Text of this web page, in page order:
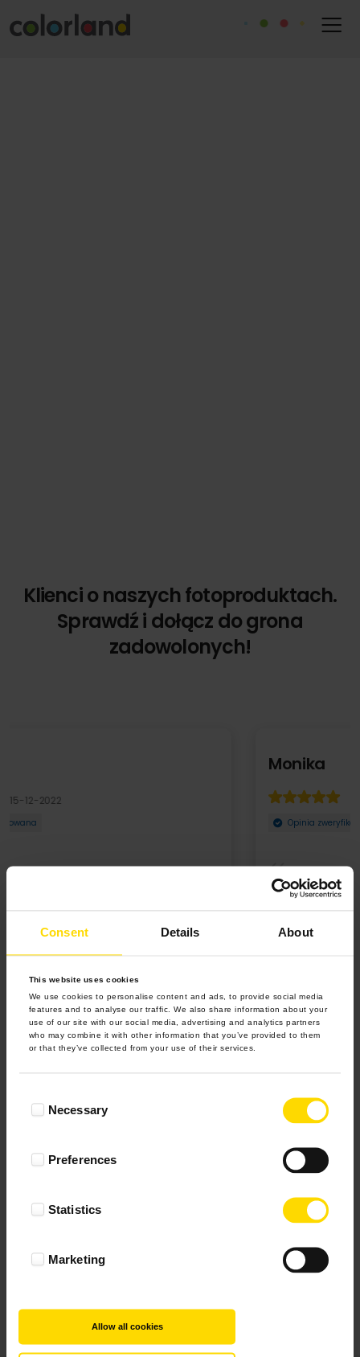
Consent Details About
This website uses cookies
We use cookies to personalise content and ads, to provide social media
features and to analyse our traffic. We also share information about your
use of our site with our social media, advertising and analytics partners
who may combine it with other information that you’ve provided to them
or that they’ve collected from your use of their services.
SelectionNecessary
Preferences
Statistics
Marketing
Allow all cookies
Klienci o naszych fotoproduktach.
Sprawdź i dołącz do grona
zadowolonych!
Jakość fotoksiążki przerosła moje oczekiwania. Przepięknie,
Rozwiń
4.9 z 5.0
Najbardziej pomocne oceny, które doradzą Ci